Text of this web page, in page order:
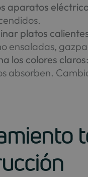
aparatos
platos
ensaladas,
los colores claros
absorben.